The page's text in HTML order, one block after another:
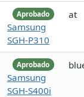
Aprobado
Samsung
SGH-P310
at
Aprobado
Samsung
SGH-S400i